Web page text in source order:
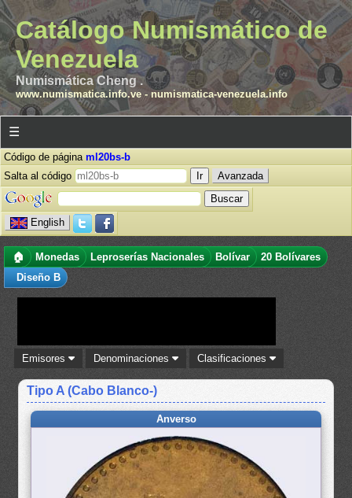
Catálogo Numismático de
Venezuela
Numismática Cheng .
www.numismatica.info.ve- numismatica-venezuela.info
☰
Código de página ml20bs-b
Salta al código
Avanzada
English
🏠 Monedas Leproserías Nacionales Bolívar
20 Bolívares
Diseño B
Emisores Denominaciones Clasificaciones
Tipo A (Cabo Blanco-)
Anverso